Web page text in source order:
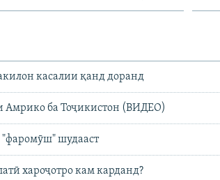
касалии қанд доранд
Амрико ба Тоҷикистон (ВИДЕО)
"фаромӯш" шудааст
хароҷотро кам карданд?